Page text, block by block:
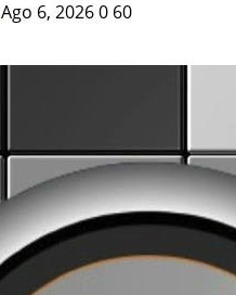
Ago 6, 20260 60